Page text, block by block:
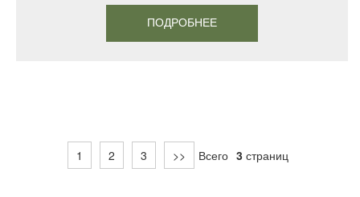
ПОДРОБНЕЕ
1 2 3 >> Всего 3 страниц